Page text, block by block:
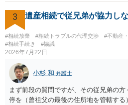
方の訴訟の主張及び立証次第ですが、
医師の意見書、筆跡鑑定 が提出されれ
はありますが、 ・伯母様自身が分割協
様の意に反する遺産分割協議を行う実益
であること からすると、実際に遺産分
性はそれほど高くない（立証のハードル
言えると思います。
3 遺産相続で従兄弟が協力し
#相続放棄 #相続トラブルの代理交渉 #不動産
#相続手続き
#協議
2026年7月22日
小杉 和 弁護士
まず前段の質問ですが、その従兄弟の
停を（曾祖父の最後の住所地を管轄する